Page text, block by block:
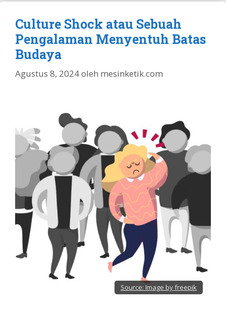
Culture Shock atau Sebuah
Pengalaman Menyentuh Batas
Budaya
Agustus 8, 2024oleh mesinketik.com
Source: Image by freepik